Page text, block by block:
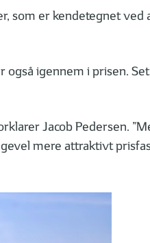
som er kendetegnet ved
også igennem i prisen.
Jacob Pedersen.
mere attraktivt